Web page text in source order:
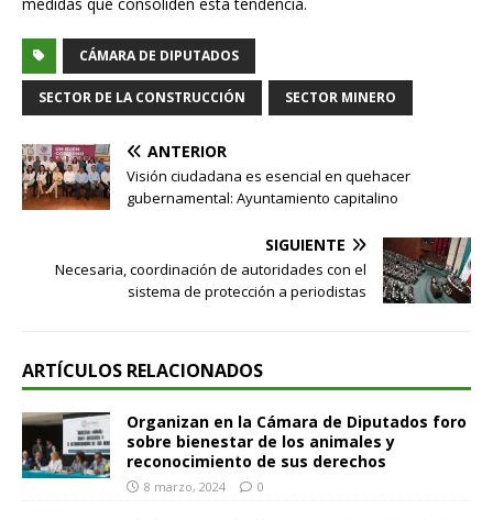
CÁMARA DE DIPUTADOS
SECTOR DE LA CONSTRUCCIÓN SECTOR MINERO
ANTERIOR
Visión ciudadana es esencial en quehacer
gubernamental: Ayuntamiento capitalino
SIGUIENTE
Necesaria, coordinación de autoridades con el
sistema de protección a periodistas
ARTÍCULOS RELACIONADOS
Organizan en la Cámara de Diputados foro
sobre bienestar de los animales y
reconocimiento de sus derechos
8 marzo, 2024 0